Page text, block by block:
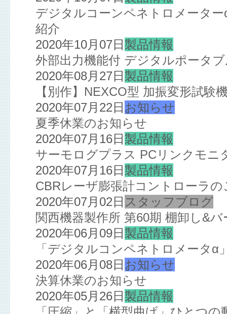
デジタルコーンペネトロメータ
紹介
2020年10月07日 製品情報
外部出力機能付 デジタルポータ
2020年08月27日 製品情報
【別作】NEXCO型 加振変形試験
2020年07月22日 お知らせ
夏季休業のお知らせ
2020年07月16日 製品情報
サーモログプラス PCリンクモニ
2020年07月16日 製品情報
CBRレーザ膨張計コントローラの
2020年07月02日 スタッフブログ
関西機器製作所 第60期 棚卸し&
2020年06月09日 製品情報
「デジタルコンペネトロメータα
2020年06月08日 お知らせ
決算休業のお知らせ
2020年05月26日 製品情報